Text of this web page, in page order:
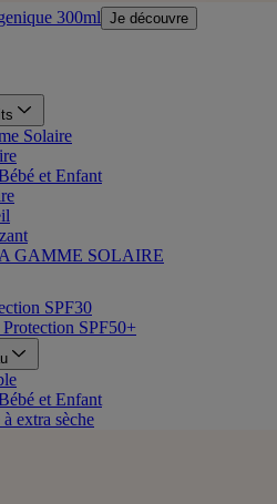
300ml Je découvre
Solaire
et Enfant
GAMME SOLAIRE
SPF30
SPF50+
et Enfant
à extra sèche